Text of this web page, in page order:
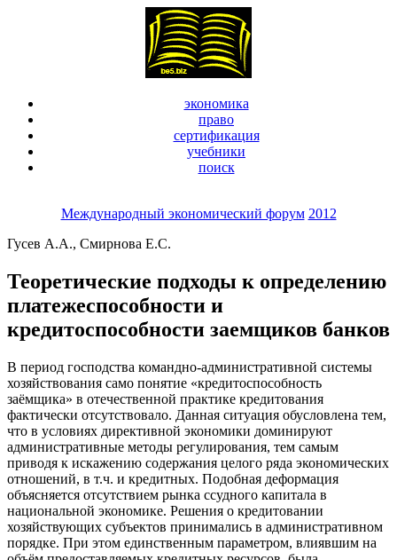
экономика
право
сертификация
учебники
поиск
Международный экономический форум 2012
Гусев А.А., Смирнова Е.С.
Теоретические подходы к определению
платежеспособности и
кредитоспособности заемщиков банков
В период господства командно-административной системы
хозяйствования само понятие «кредитоспособность
заёмщика» в отечественной практике кредитования
фактически отсутствовало. Данная ситуация обусловлена тем,
что в условиях директивной экономики доминируют
административные методы регулирования, тем самым
приводя к искажению содержания целого ряда экономических
отношений, в т.ч. и кредитных. Подобная деформация
объясняется отсутствием рынка ссудного капитала в
национальной экономике. Решения о кредитовании
хозяйствующих субъектов принимались в административном
порядке. При этом единственным параметром, влиявшим на